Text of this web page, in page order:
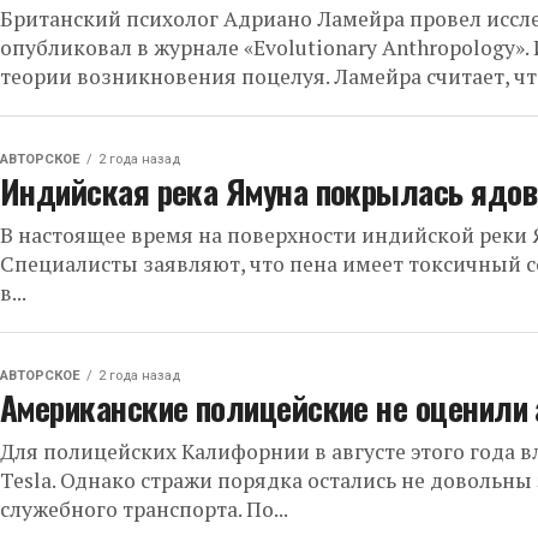
Британский психолог Адриано Ламейра провел
опубликовал в журнале «Evolutionary
теории возникновения поцелуя. Ламейра считает,
АВТОРСКОЕ 2 года назад
Индийская река Ямуна покрылась
В настоящее время на поверхности индийской
Специалисты заявляют, что пена имеет токсичный
в...
АВТОРСКОЕ 2 года назад
Американские полицейские не
Для полицейских Калифорнии в августе этого года
Tesla. Однако стражи порядка остались не
служебного транспорта. По...